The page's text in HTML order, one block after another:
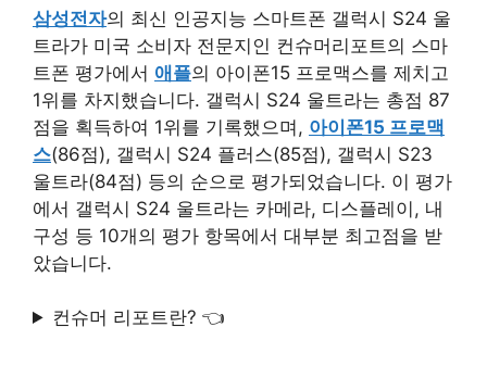
삼성전자의 최신 인공지능 스마트폰 갤럭시 S24 울
트라가 미국 소비자 전문지인 컨슈머리포트의 스마
트폰 평가에서 애플의 아이폰15 프로맥스를 제치고
1위를 차지했습니다. 갤럭시 S24 울트라는 총점 87
점을 획득하여 1위를 기록했으며, 아이폰15 프로맥
스(86점), 갤럭시 S24 플러스(85점), 갤럭시 S23
울트라(84점) 등의 순으로 평가되었습니다. 이 평가
에서 갤럭시 S24 울트라는 카메라, 디스플레이, 내
구성 등 10개의 평가 항목에서 대부분 최고점을 받
았습니다.
컨슈머 리포트란? 👈